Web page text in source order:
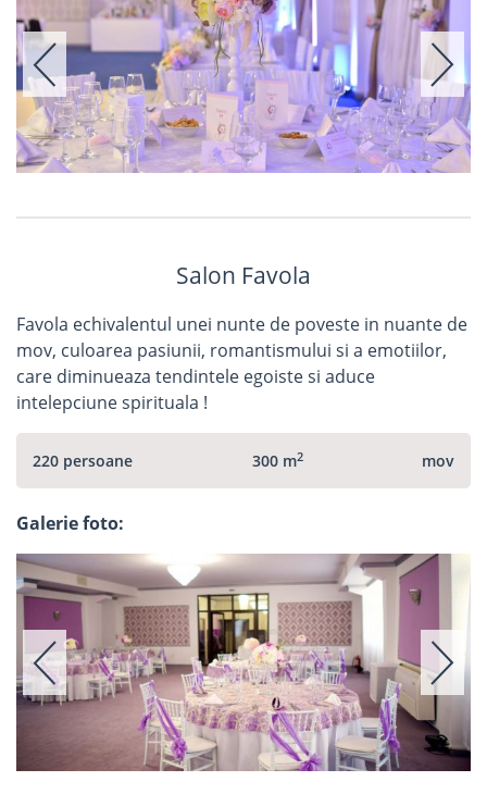
Salon Favola
Favola echivalentul unei nunte de poveste in nuante de
mov, culoarea pasiunii, romantismului si a emotiilor,
care diminueaza tendintele egoiste si aduce
intelepciune spirituala !
220 persoane 300 m2 mov
Galerie foto: